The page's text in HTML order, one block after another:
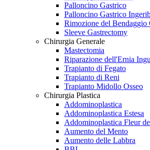
Palloncino Gastrico
Palloncino Gastrico
Rimozione del Bendaggio
Sleeve Gastrectomy
Chirurgia Generale
Mastectomia
Riparazione dell'Ernia
Trapianto di Fegato
Trapianto di Reni
Trapianto Midollo Osseo
Chirurgia Plastica
Addominoplastica
Addominoplastica Estesa
Addominoplastica Fleur
Aumento del Mento
Aumento delle Labbra